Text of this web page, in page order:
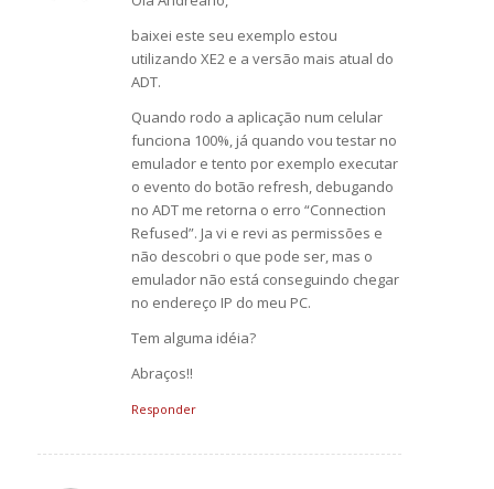
baixei este seu exemplo estou
utilizando XE2 e a versão mais atual do
ADT.
Quando rodo a aplicação num celular
funciona 100%, já quando vou testar no
emulador e tento por exemplo executar
o evento do botão refresh, debugando
no ADT me retorna o erro “Connection
Refused”. Ja vi e revi as permissões e
não descobri o que pode ser, mas o
emulador não está conseguindo chegar
no endereço IP do meu PC.
Tem alguma idéia?
Abraços!!
Responder